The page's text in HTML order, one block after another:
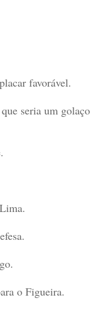
favorável.
seria um golaço
o Figueira.